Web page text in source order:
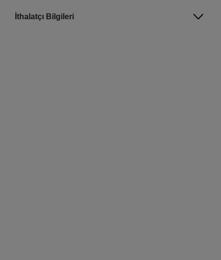
İthalatçı Bilgileri